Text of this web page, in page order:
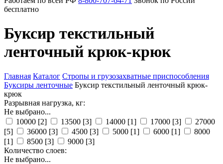
бесплатно
Буксир текстильный
ленточный крюк-крюк
Главная Каталог Стропы и грузозахватные приспособления
Буксиры ленточные Буксир текстильный ленточный крюк-
крюк
Разрывная нагрузка, кг:
Не выбрано...
10000 [2] 13500 [3] 14000 [1] 17000 [3]
27000
[5]
36000 [3] 4500 [3] 5000 [1] 6000 [1]
8000
[1]
8500 [3] 9000 [3]
Количество слоев:
Не выбрано...